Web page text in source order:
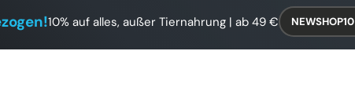
10% auf alles, außer Tiernahrung | ab 49 € NEWSHOP10